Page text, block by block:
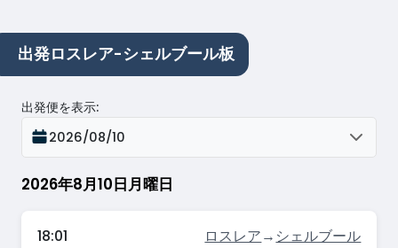
出発ロスレア-シェルブール板
2026年8月10日月曜日
出発便を表示:
2026/08/10
18:01 ロスレア→ シェルブール